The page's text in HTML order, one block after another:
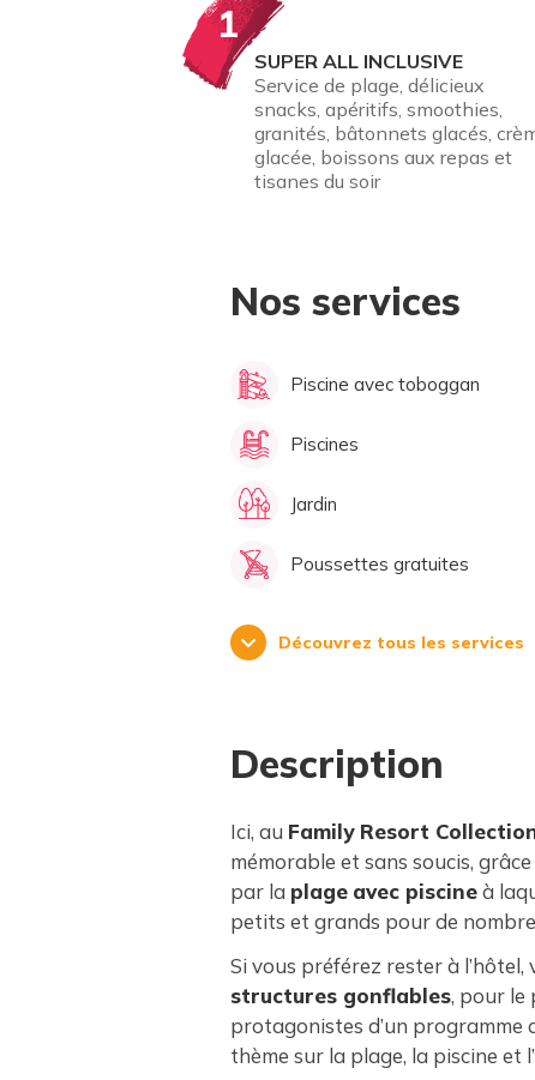
1
SUPER ALL INCLUSIVE
Service de plage, délicieux
snacks, apéritifs, smoothies,
granités, bâtonnets glacés,
glacée, boissons aux repas et
tisanes du soir
Nos services
Piscine avec toboggan
Piscines
Jardin
Poussettes gratuites
Découvrez tous les services
Description
Ici, au Family Resort
mémorable et sans soucis,
par la plage avec piscineà
petits et grands pour de
Si vous préférez rester à
structures gonflables, pour le
protagonistes d’un programme
thème sur la plage, la piscine et